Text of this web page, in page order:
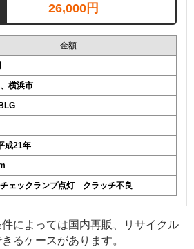
26,000円
金額
横浜市
成21年
ェックランプ点灯 クラッチ不良
によっては国内再販、リサイクル
るケースがあります。